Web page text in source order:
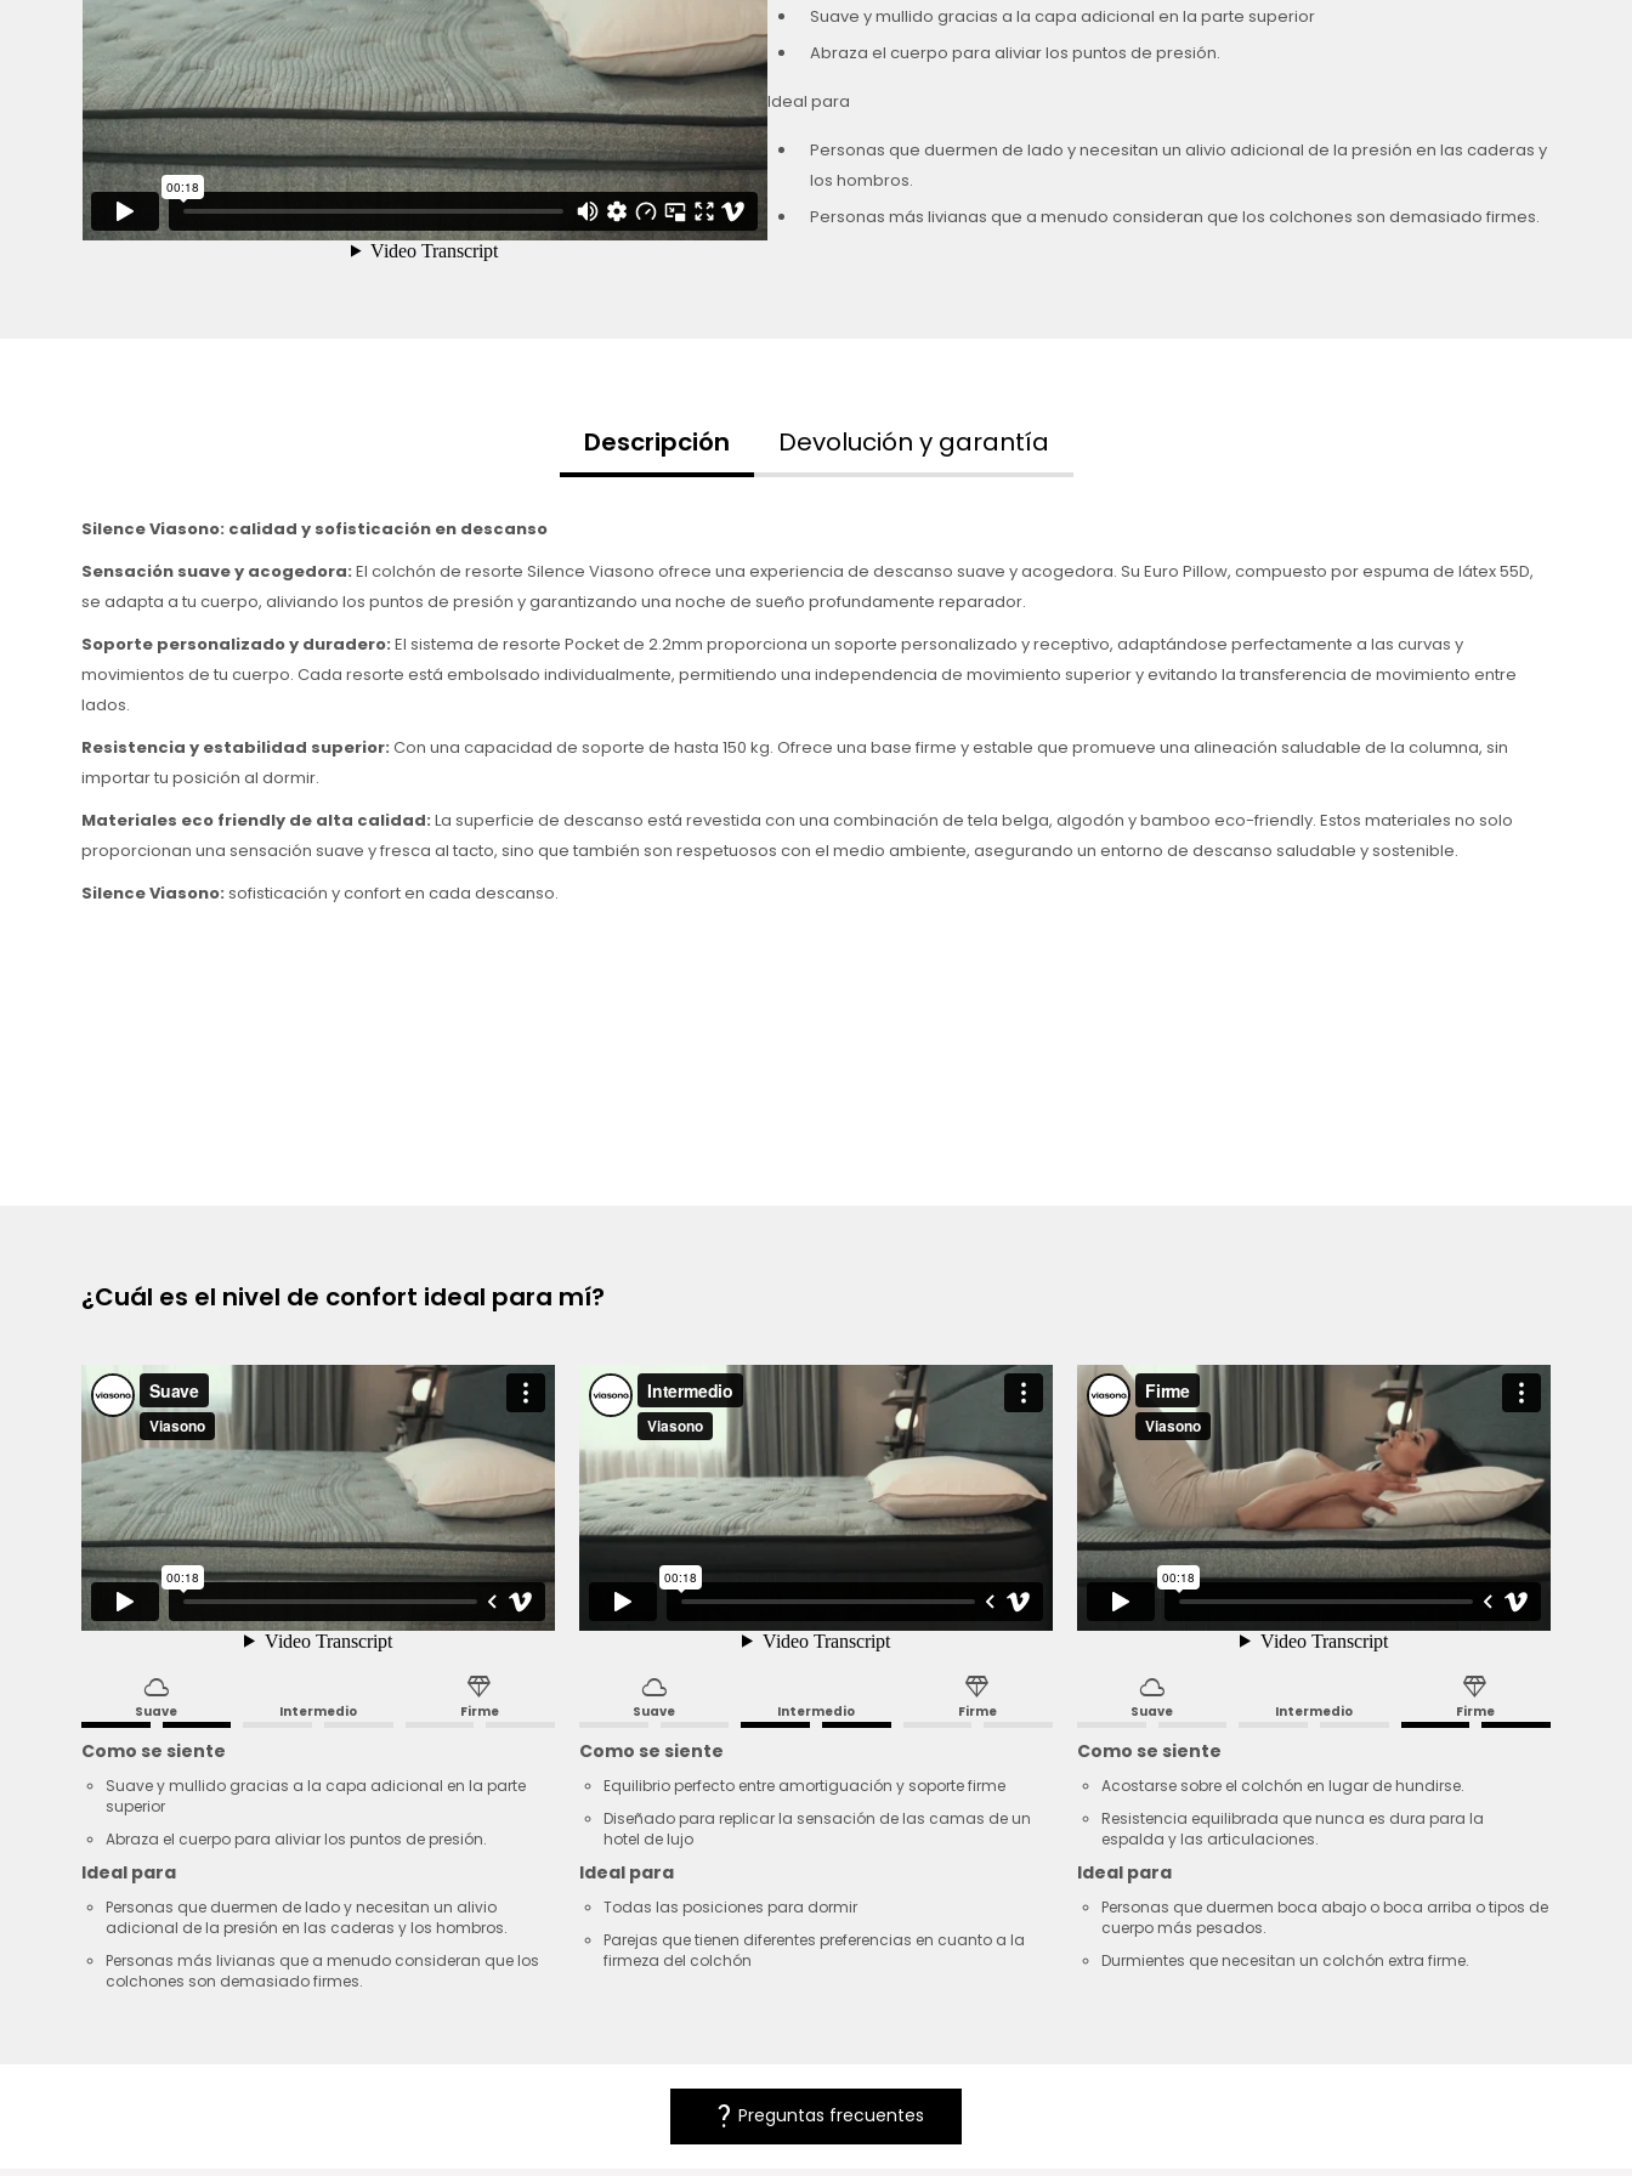
Suave y mullido gracias a la capa adicional en la parte superior
Abraza el cuerpo para aliviar los puntos de presión.
Ideal para
Personas que duermen de lado y necesitan un alivio adicional de la presión en las caderas y
los hombros.
Personas más livianas que a menudo consideran que los colchones son demasiado firmes.
Descripción Devolución y garantía
Silence Viasono: calidad y sofisticación en descanso
Sensación suave y acogedora: El colchón de resorte Silence Viasono ofrece una experiencia de descanso suave y acogedora. Su Euro Pillow, compuesto por espuma de látex 55D,
se adapta a tu cuerpo, aliviando los puntos de presión y garantizando una noche de sueño profundamente reparador.
Soporte personalizado y duradero: El sistema de resorte Pocket de 2.2mm proporciona un soporte personalizado y receptivo, adaptándose perfectamente a las curvas y
movimientos de tu cuerpo. Cada resorte está embolsado individualmente, permitiendo una independencia de movimiento superior y evitando la transferencia de movimiento entre
lados.
Resistencia y estabilidad superior: Con una capacidad de soporte de hasta 150 kg. Ofrece una base firme y estable que promueve una alineación saludable de la columna, sin
importar tu posición al dormir.
Materiales eco friendly de alta calidad: La superficie de descanso está revestida con una combinación de tela belga, algodón y bamboo eco-friendly. Estos materiales no solo
proporcionan una sensación suave y fresca al tacto, sino que también son respetuosos con el medio ambiente, asegurando un entorno de descanso saludable y sostenible.
Silence Viasono: sofisticación y confort en cada descanso.
¿Cuál es el nivel de confort ideal para mí?
cloud
Suave Intermedio
diamond
Firme
Como se siente
Suave y mullido gracias a la capa adicional en la parte
superior
Abraza el cuerpo para aliviar los puntos de presión.
Ideal para
Personas que duermen de lado y necesitan un alivio
adicional de la presión en las caderas y los hombros.
Personas más livianas que a menudo consideran que los
colchones son demasiado firmes.
cloud
Suave Intermedio
diamond
Firme
Como se siente
Equilibrio perfecto entre amortiguación y soporte firme
Diseñado para replicar la sensación de las camas de un
hotel de lujo
Ideal para
Todas las posiciones para dormir
Parejas que tienen diferentes preferencias en cuanto a la
firmeza del colchón
cloud
Suave Intermedio
diamond
Firme
Como se siente
Acostarse sobre el colchón en lugar de hundirse.
Resistencia equilibrada que nunca es dura para la
espalda y las articulaciones.
Ideal para
Personas que duermen boca abajo o boca arriba o tipos de
cuerpo más pesados.
Durmientes que necesitan un colchón extra firme.
question_mark Preguntas frecuentes